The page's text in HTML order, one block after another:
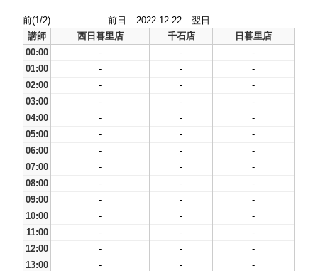
前(1/2) 前日 2022-12-22
翌日
講師
西日暮里店 千石店
日暮里店
00:00
- -
-
01:00
- -
-
02:00
- -
-
03:00
- -
-
04:00
- -
-
05:00
- -
-
06:00
- -
-
07:00
- -
-
08:00
- -
-
09:00
- -
-
10:00
- -
-
11:00
- -
-
12:00
- -
-
13:00
- -
-